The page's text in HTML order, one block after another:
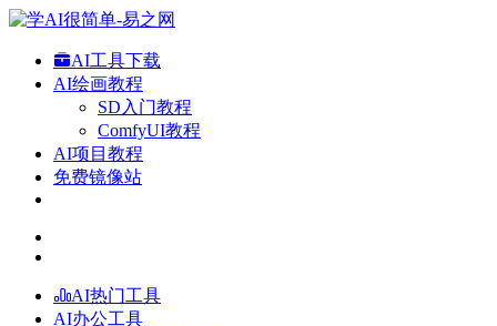
AI工具下载
AI绘画教程
SD入门教程
ComfyUI教程
AI项目教程
免费镜像站
AI热门工具
AI办公工具